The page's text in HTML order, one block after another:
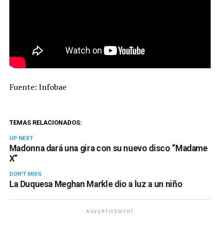
Fuente: Infobae
TEMAS RELACIONADOS:
UP NEXT
Madonna dará una gira con su nuevo disco “Madame
X”
DON'T MISS
La Duquesa Meghan Markle dio a luz a un niño
ADVERTISEMENT